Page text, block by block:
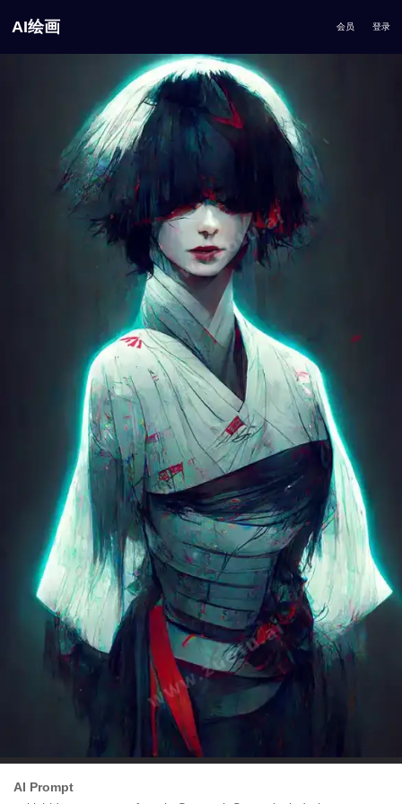
AI绘画 会员 登录
AI Prompt